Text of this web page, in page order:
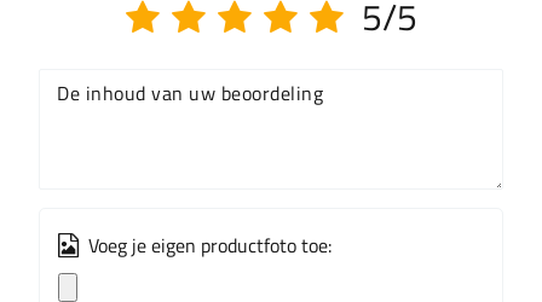
5/5
De inhoud van uw beoordeling
Voeg je eigen productfoto toe: